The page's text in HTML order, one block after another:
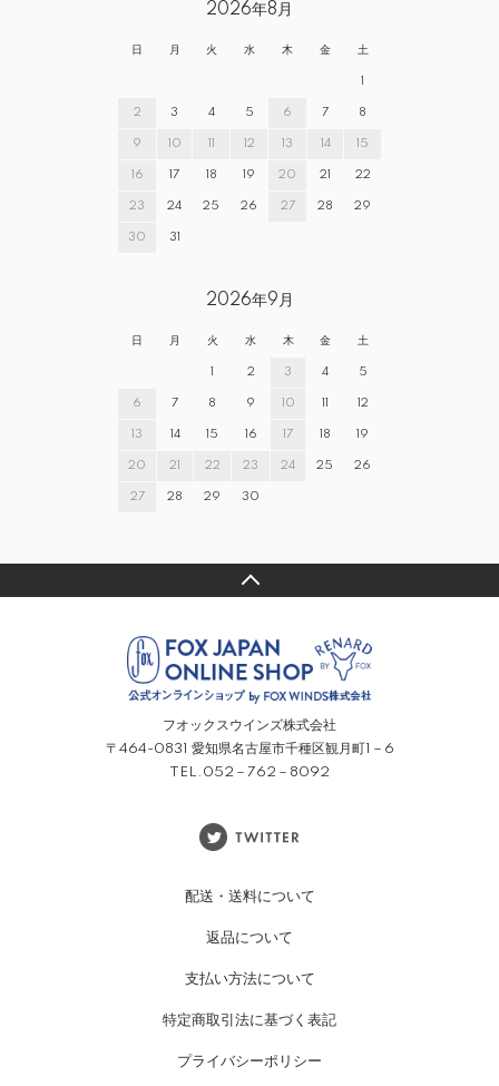
2026年8月
日 月 火 水 木 金 土
1
2 3 4 5 6 7 8
9 10 11 12 13 14 15
16 17 18 19 20 21 22
23 24 25 26 27 28 29
30 31
2026年9月
日 月 火 水 木 金 土
1 2 3 4 5
6 7 8 9 10 11 12
13 14 15 16 17 18 19
20 21 22 23 24 25 26
27 28 29 30
フオックスウインズ株式会社
〒464-0831 愛知県名古屋市千種区観月町1－6
TEL.052－762－8092
配送・送料について
返品について
支払い方法について
特定商取引法に基づく表記
プライバシーポリシー